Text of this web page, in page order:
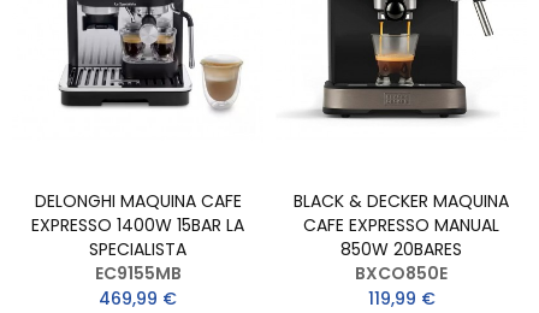
DELONGHI MAQUINA CAFE
EXPRESSO 1400W 15BAR LA
SPECIALISTA
EC9155MB
469,99 €
BLACK & DECKER MAQUINA
CAFE EXPRESSO MANUAL
850W 20BARES
BXCO850E
119,99 €